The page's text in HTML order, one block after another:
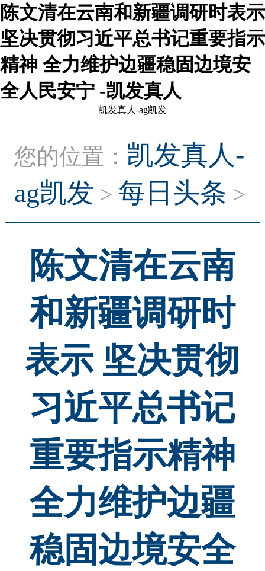
陈文清在云南和新疆调研时表示
坚决贯彻习近平总书记重要指示
精神 全力维护边疆稳固边境安
全人民安宁 -凯发真人
凯发真人-ag凯发
您的位置： 凯发真人-
ag凯发 >每日头条 >
陈文清在云南
和新疆调研时
表示 坚决贯彻
习近平总书记
重要指示精神
全力维护边疆
稳固边境安全